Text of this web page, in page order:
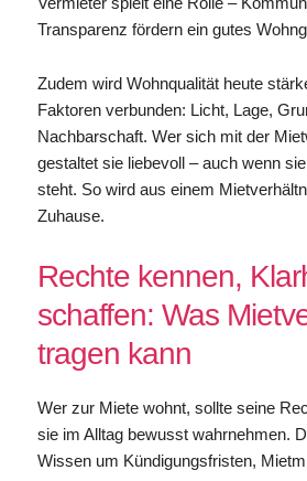
Transparenz fördern ein gutes
Zudem wird Wohnqualität heute
Faktoren verbunden: Licht, Lage,
Nachbarschaft. Wer sich mit der
gestaltet sie liebevoll – auch wenn
steht. So wird aus einem
Zuhause.
Rechte kennen,
schaffen: Was
tragen kann
Wer zur Miete wohnt, sollte seine
sie im Alltag bewusst wahrnehmen.
Wissen um Kündigungsfristen,